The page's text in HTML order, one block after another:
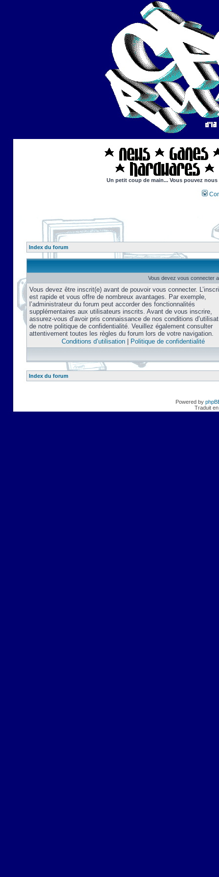
Un petit coup de main... Vous pouvez
Index du forum
Vous devez vous connecter
Vous devez être inscrit(e) avant de pouvoir vous connecter.
est rapide et vous offre de nombreux avantages. Par exemple,
l’administrateur du forum peut accorder des fonctionnalités
supplémentaires aux utilisateurs inscrits. Avant de vous inscrire,
assurez-vous d’avoir pris connaissance de nos conditions
de notre politique de confidentialité. Veuillez également consulter
attentivement toutes les règles du forum lors de votre navigation.
Conditions d’utilisation| Politique de confidentialité
Index du forum
Powered by
Traduit